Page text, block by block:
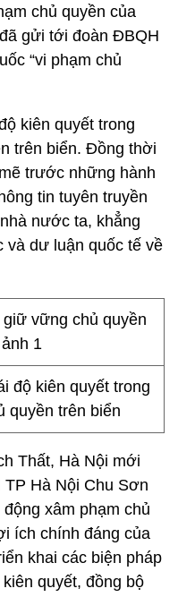
chủ quyền của
gửi tới đoàn ĐBQH
“vi phạm chủ
kiên quyết trong
trên biển. Đồng thời
trước những hành
tin tuyên truyền
nước ta, khẳng
và dư luận quốc tế về
độ kiên quyết trong
quyền trên biển
Thất, Hà Nội mới
Hà Nội Chu Sơn
xâm phạm chủ
ích chính đáng của
khai các biện pháp
quyết, đồng bộ